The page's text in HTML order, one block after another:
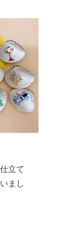
立て
まし